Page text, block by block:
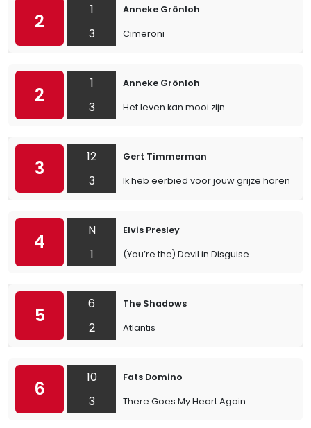
2
1
3
Anneke Grönloh
Cimeroni
2
1
3
Anneke Grönloh
Het leven kan mooi zijn
3
12
3
Gert Timmerman
Ik heb eerbied voor jouw grijze haren
4
N
1
Elvis Presley
(You’re the) Devil in Disguise
5
6
2
The Shadows
Atlantis
6
10
3
Fats Domino
There Goes My Heart Again